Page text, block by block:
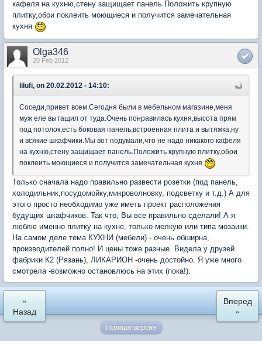
кафеля на кухню,стену защищает панель.Положить крупную
плитку,обои поклеить моющиеся и получится замечательная
кухня
Olga346
20 Feb 2012
lilufi, on 20.02.2012 - 14:10:
Соседи,привет всем.Сегодня были в мебельном магазине,меня
муж еле вытащил от туда.Очень понравилась кухня,высота прям
под потолок,есть боковая панель,встроенная плита и вытяжка,ну
и всякие шкафчики.Мы вот подумали,что не надо никакого кафеля
на кухню,стену защищает панель.Положить крупную плитку,обои
поклеить моющиеся и получится замечательная кухня
Только сначала надо правильно развести розетки (под панель,
холодильник,посудомойку,микроволновку, подсветку и т.д.) А для
этого просто необходимо уже иметь проект расположения
будущих шкафчиков. Так что, Вы все правильно сделали! А я
люблю именно плитку на кухне, только мелкую или типа мозаики.
На самом деле тема КУХНИ (мебели) - очень обширна,
производителей полно! И цены тоже разные. Видела у друзей
фабрики К2 (Рязань), ЛИКАРИОН -очень достойно. Я уже много
смотрела -возможно остановлюсь на этих (пока!).
«
Назад
Вперед
»
Полная версия